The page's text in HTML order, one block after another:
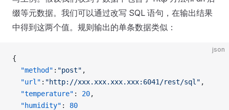
缀等元数据。我们可以通过改写 SQL 语句，在输出结果
中得到这两个值。规则输出的单条数据类似：
json
{
  "method"
: "post" ,
  "url"
: "http://xxx.xxx.xxx.xxx:6041/rest/sql" ,
  "temperature"
: 20,
  "humidity"
: 80